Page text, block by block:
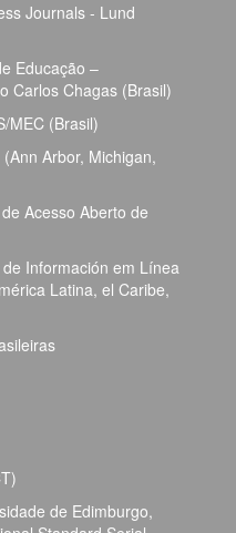
Journals - Lund
Educação –
Carlos Chagas (Brasil)
MEC (Brasil)
Arbor, Michigan,
Acesso Aberto de
Información em Línea
Latina, el Caribe,
de Edimburgo,